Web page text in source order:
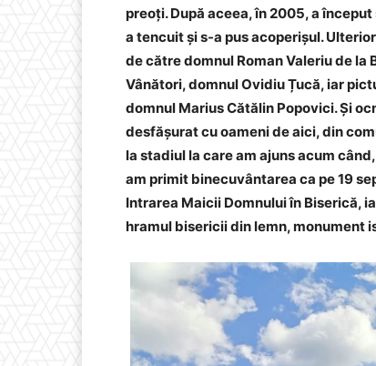
preoți. După aceea, în 2005, a
a tencuit și s-a pus acoperișul.
de către domnul Roman Valeriu de
Vânători, domnul Ovidiu Țucă, iar
domnul Marius Cătălin Popovici. Și
desfășurat cu oameni de aici, din
la stadiul la care am ajuns acum
am primit binecuvântarea ca pe 19
Intrarea Maicii Domnului în Biserică,
hramul bisericii din lemn, monument